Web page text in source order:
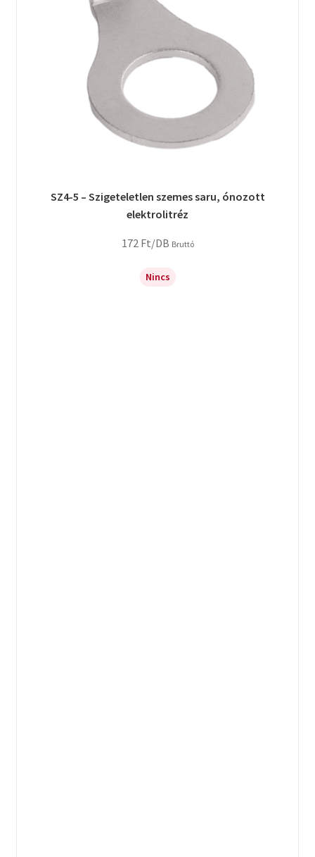
SZ4-5 – Szigeteletlen szemes saru, ónozott
elektrolitréz
172 Ft/DB Bruttó
Nincs